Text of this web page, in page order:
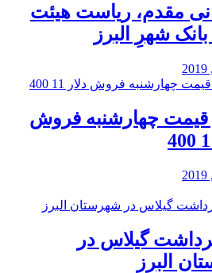
مقدم، ریاست هیئت
شهرِ البرز
قیمت چهارشنبه فروش
گیلاس در
البرز